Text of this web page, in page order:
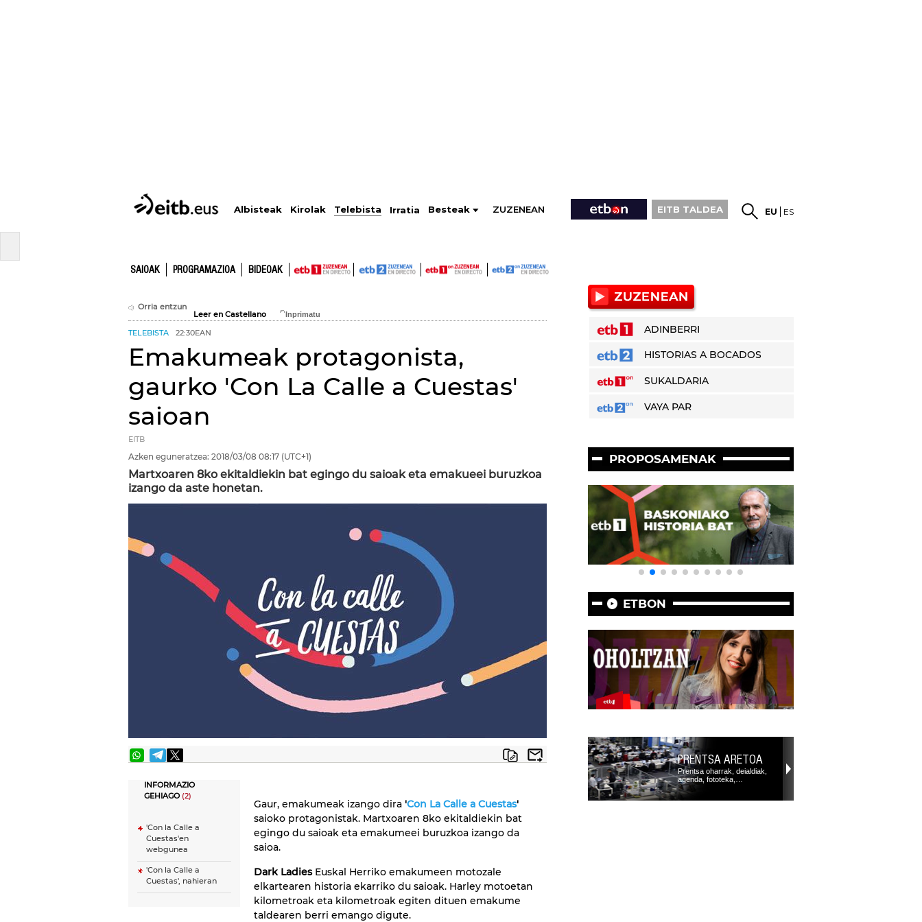
Albisteak Kirolak Telebista Irratia Besteak ZUZENEAN EITB TALDEA EU ES
SAIOAK PROGRAMAZIOA BIDEOAK
Orria entzun
Leer en Castellano
TELEBISTA 22:30EAN
Emakumeak protagonista,
gaurko 'Con La Calle a Cuestas'
saioan
EITB
Azken eguneratzea: 2018/03/08 08:17 (UTC+1)
Martxoaren 8ko ekitaldiekin bat egingo du saioak eta emakueei buruzkoa
izango da aste honetan.
INFORMAZIO
GEHIAGO(2)
'Con la Calle a
Cuestas'en
webgunea
'Con la Calle a
Cuestas', nahieran
Gaur, emakumeak izango dira 'Con La Calle a Cuestas'
saioko protagonistak. Martxoaren 8ko ekitaldiekin bat
egingo du saioak eta emakumeei buruzkoa izango da
saioa.
Dark LadiesEuskal Herriko emakumeen motozale
elkartearen historia ekarriko du saioak. Harley motoetan
kilometroak eta kilometroak egiten dituen emakume
taldearen berri emango digute.
ADINBERRI
HISTORIAS A BOCADOS
SUKALDARIA
VAYA PAR
PROPOSAMENAK
ETBON
PRENTSA ARETOA
Prentsa oharrak, deialdiak,
agenda, fototeka,…